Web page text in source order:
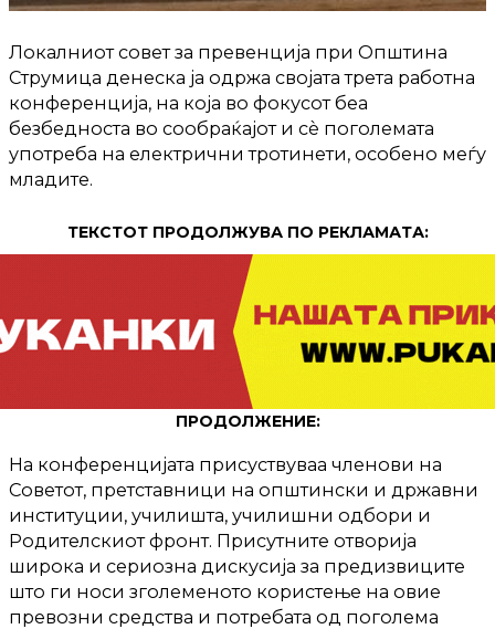
Локалниот совет за превенција при Општина
Струмица денеска ја одржа својата трета работна
конференција, на која во фокусот беа
безбедноста во сообраќајот и сè поголемата
употреба на електрични тротинети, особено меѓу
младите.
ТЕКСТОТ ПРОДОЛЖУВА ПО РЕКЛАМАТА:
ПРОДОЛЖЕНИЕ:
На конференцијата присуствуваа членови на
Советот, претставници на општински и државни
институции, училишта, училишни одбори и
Родителскиот фронт. Присутните отворија
широка и сериозна дискусија за предизвиците
што ги носи зголеменото користење на овие
превозни средства и потребата од поголема